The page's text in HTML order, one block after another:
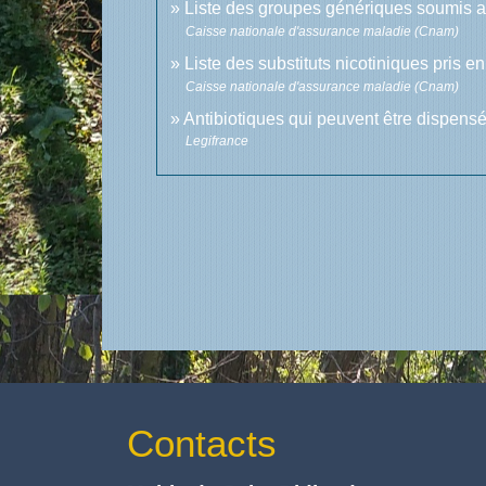
Liste des groupes génériques soumis
Caisse nationale d'assurance maladie (Cnam)
Liste des substituts nicotiniques pris
Caisse nationale d'assurance maladie (Cnam)
Antibiotiques qui peuvent être
Legifrance
Contacts